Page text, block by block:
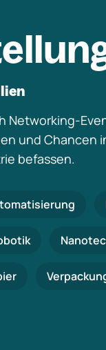
Networking-
und Chancen
befassen.